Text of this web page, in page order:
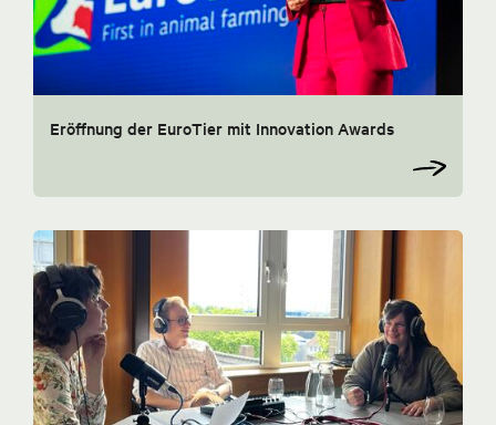
Eröffnung der EuroTier mit Innovation Awards